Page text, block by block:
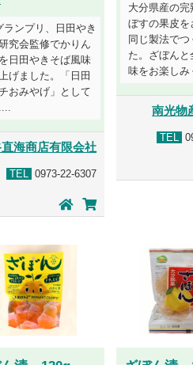
ランプリ、日田やき
究会監修でかりん
日田やきそば風味
げました。「日田
おみやげ」として
海商店有限会社
TEL 0973-22-6307
大分県産の
ぼすの果皮を
同じ製法でつ
た。ざぼん
味をお楽しみ
南光物
TEL